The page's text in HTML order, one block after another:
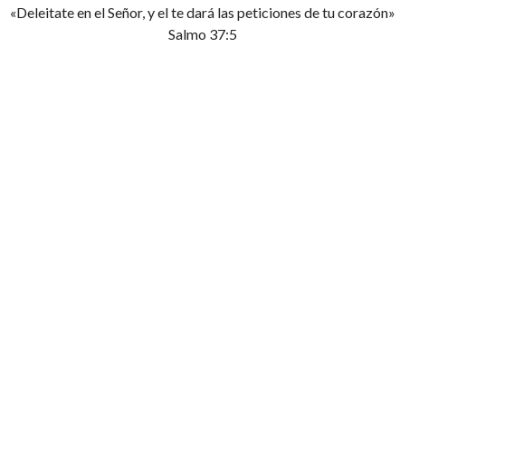
«Deleitate en el Señor, y el te dará las peticiones de tu corazón»
Salmo 37:5